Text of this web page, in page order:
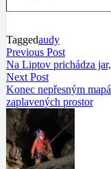
Taggedaudy
Navigácia
v
článku
Previous PostPrevious
post:
Na Liptov prichádza
Next PostNext
post:
Konec nepřesným
zaplavených prostor